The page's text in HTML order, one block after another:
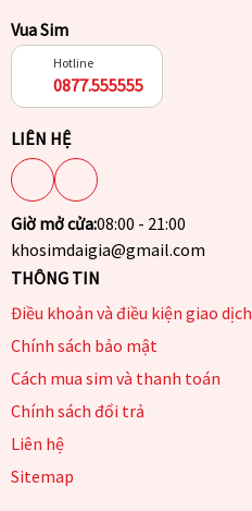
Vua Sim
Hotline
0877.555555
LIÊN HỆ
Giờ mở cửa:08:00 - 21:00
khosimdaigia@gmail.com
THÔNG TIN
Điều khoản và điều kiện giao dịch
Chính sách bảo mật
Cách mua sim và thanh toán
Chính sách đổi trả
Liên hệ
Sitemap